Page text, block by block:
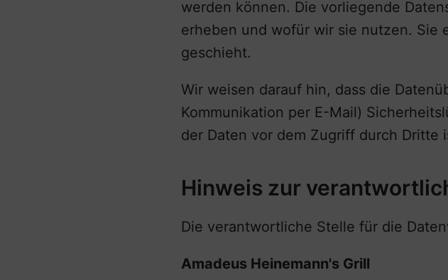
werden können. Die vorliegende
erheben und wofür wir sie nutzen. Sie
geschieht.
Wir weisen darauf hin, dass die
Kommunikation per E-Mail)
der Daten vor dem Zugriff durch Dritte
Hinweis zur
Die verantwortliche Stelle für die
Amadeus Heinemann's Grill